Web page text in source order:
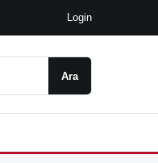
Login
Ara